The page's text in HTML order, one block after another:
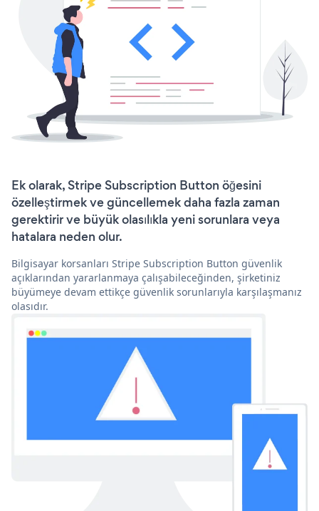
Ek olarak, Stripe Subscription Button öğesini
özelleştirmek ve güncellemek daha fazla zaman
gerektirir ve büyük olasılıkla yeni sorunlara veya
hatalara neden olur.
Bilgisayar korsanları Stripe Subscription Button güvenlik
açıklarından yararlanmaya çalışabileceğinden, şirketiniz
büyümeye devam ettikçe güvenlik sorunlarıyla karşılaşmanız
olasıdır.